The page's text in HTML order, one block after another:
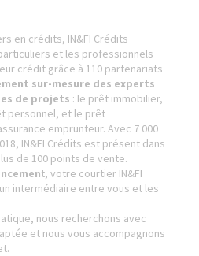
en crédits, IN&FI Crédits
et les professionnels
crédit grâce à 110 partenariats
sur-mesure des experts
de projets : le prêt immobilier,
personnel, et le prêt
emprunteur. Avec 7 000
IN&FI Crédits est présent dans
de 100 points de vente.
t, votre courtier IN&FI
intermédiaire entre vous et les
nous recherchons avec
et nous vous accompagnons